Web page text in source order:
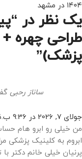
۱۴۰۴ در مشهد
یک نظر در “
طراحی چهره
پزشک)”
ساناز رحبی
جولای 7, 2026 در 9:36 ب.ظ
من خیلی رو ابرو هام
ابروم به کلینیک پزشکی
پرنیان خیلی خانم دکتر